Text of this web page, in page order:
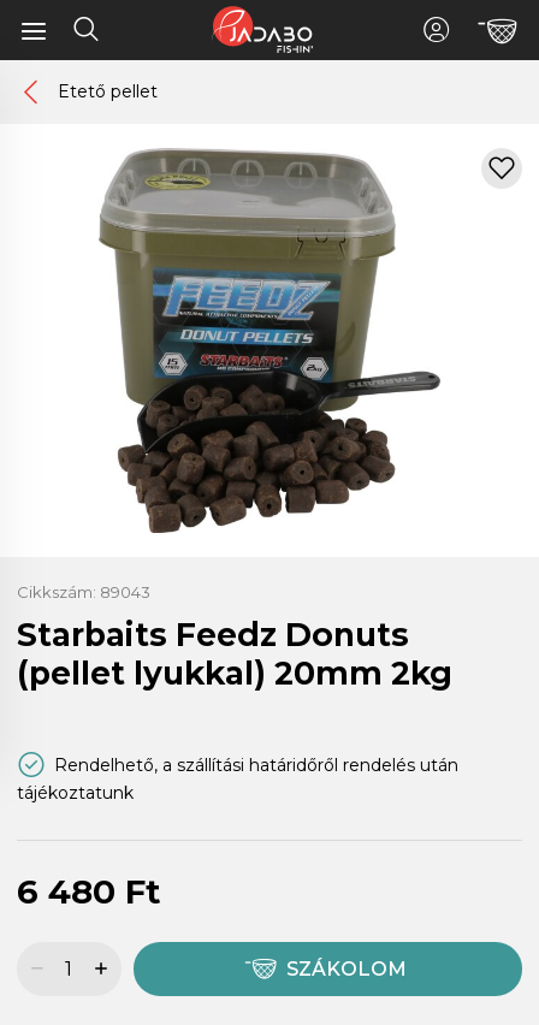
Etető pellet
Cikkszám: 89043
Starbaits Feedz Donuts
(pellet lyukkal) 20mm 2kg
Rendelhető, a szállítási határidőről rendelés után
tájékoztatunk
6 480 Ft
SZÁKOLOM